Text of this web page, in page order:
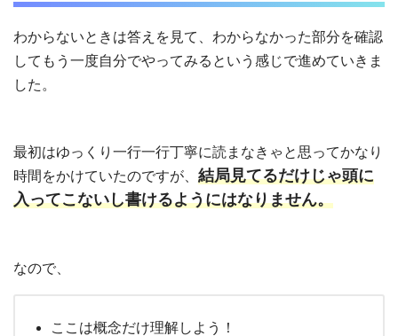
わからないときは答えを見て、わからなかった部分を確認
してもう一度自分でやってみるという感じで進めていきま
した。
最初はゆっくり一行一行丁寧に読まなきゃと思ってかなり
時間をかけていたのですが、 結局見てるだけじゃ頭に
入ってこないし書けるようにはなりません。
なので、
ここは概念だけ理解しよう！